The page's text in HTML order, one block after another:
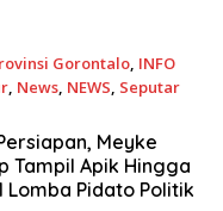
Gorontalo, INFO
, News, NEWS, Seputar
Meyke
Tampil Apik Hingga
Lomba Pidato Politik